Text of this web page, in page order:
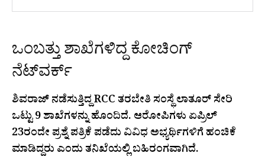
ಒಂಬತ್ತು ಶಾಖೆಗಳಿದ್ದ ಕೋಚಿಂಗ್
ನೆಟ್‌ವರ್ಕ್
ಶಿವರಾಜ್ ನಡೆಸುತ್ತಿದ್ದ RCC ತರಬೇತಿ ಸಂಸ್ಥೆ ಲಾತೂರ್ ಸೇರಿ
ಒಟ್ಟು 9 ಶಾಖೆಗಳನ್ನು ಹೊಂದಿದೆ. ಆರೋಪಿಗಳು ಏಪ್ರಿಲ್
23ರಂದೇ ಪ್ರಶ್ನೆ ಪತ್ರಿಕೆ ಪಡೆದು ವಿವಿಧ ಅಭ್ಯರ್ಥಿಗಳಿಗೆ ಹಂಚಿಕೆ
ಮಾಡಿದ್ದರು ಎಂದು ತನಿಖೆಯಲ್ಲಿ ಬಹಿರಂಗವಾಗಿದೆ.